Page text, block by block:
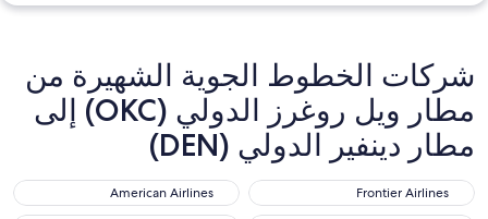
شركات الخطوط الجوية الشهيرة من
مطار ويل روغرز الدولي (OKC) إلى
مطار دينفير الدولي (DEN)
Frontier Airlines
Frontier Airlines
American Airlines
American Airlines